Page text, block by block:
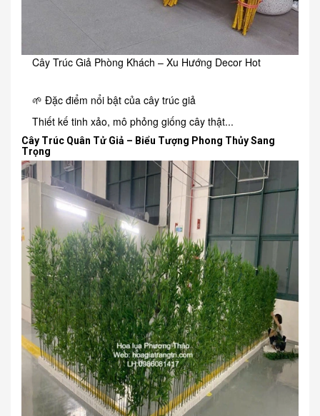
Cây Trúc Giả Phòng Khách – Xu Hướng Decor Hot
🌱 Đặc điểm nổi bật của cây trúc giả
Thiết kế tinh xảo, mô phỏng giống cây thật...
Cây Trúc Quân Tử Giả – Biểu Tượng Phong Thủy Sang
Trọng